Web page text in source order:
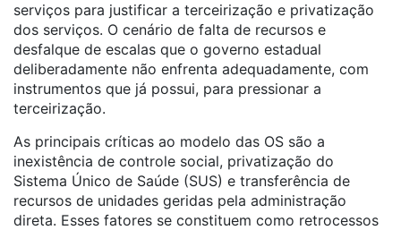
serviços para justificar a terceirização e privatização
dos serviços. O cenário de falta de recursos e
desfalque de escalas que o governo estadual
deliberadamente não enfrenta adequadamente, com
instrumentos que já possui, para pressionar a
terceirização.
As principais críticas ao modelo das OS são a
inexistência de controle social, privatização do
Sistema Único de Saúde (SUS) e transferência de
recursos de unidades geridas pela administração
direta. Esses fatores se constituem como retrocessos